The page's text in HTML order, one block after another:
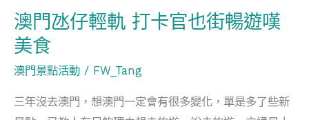
澳門氹仔輕軌 打卡官也街暢遊嘆
美食
澳門景點活動 / FW_Tang
三年沒去澳門，想澳門一定會有很多變化，單是多了些新
官
也
街
暢